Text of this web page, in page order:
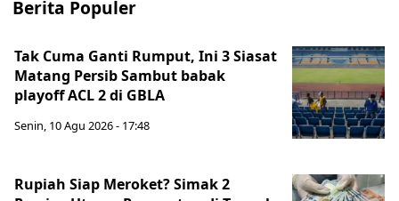
Berita Populer
Tak Cuma Ganti Rumput, Ini 3 Siasat
Matang Persib Sambut babak
playoff ACL 2 di GBLA
Senin, 10 Agu 2026 - 17:48
Rupiah Siap Meroket? Simak 2